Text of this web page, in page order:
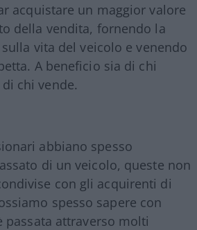
acquistare un maggior valore
della vendita, fornendo la
vita del veicolo e venendo
A beneficio sia di chi
chi vende.
abbiano spesso
di un veicolo, queste non
con gli acquirenti di
spesso sapere con
passata attraverso molti